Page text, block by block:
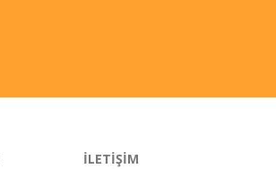
İLETIŞIM